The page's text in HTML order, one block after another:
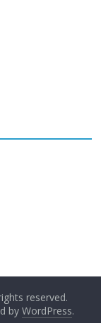
reserved.
by WordPress.